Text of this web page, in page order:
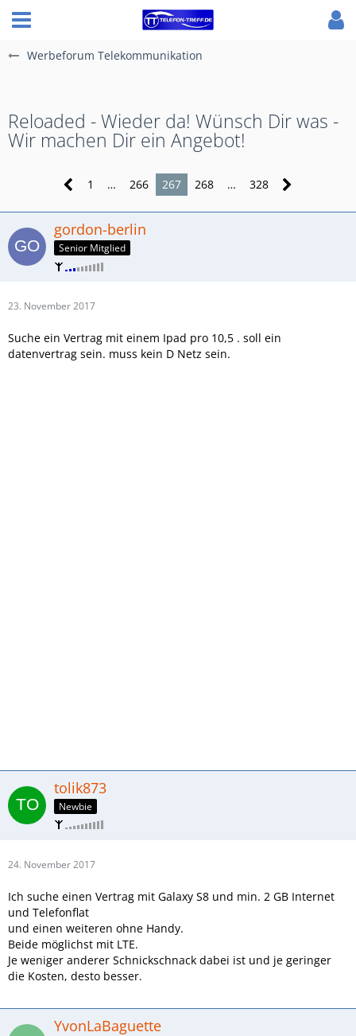
Werbeforum Telekommunikation
Reloaded - Wieder da! Wünsch Dir was -
Wir machen Dir ein Angebot!
1 … 266 267 268 … 328
gordon-berlin
Senior Mitglied
23. November 2017
Suche ein Vertrag mit einem Ipad pro 10,5 . soll ein
datenvertrag sein. muss kein D Netz sein.
tolik873
Newbie
24. November 2017
Ich suche einen Vertrag mit Galaxy S8 und min. 2 GB Internet
und Telefonflat
und einen weiteren ohne Handy.
Beide möglichst mit LTE.
Je weniger anderer Schnickschnack dabei ist und je geringer
die Kosten, desto besser.
YvonLaBaguette